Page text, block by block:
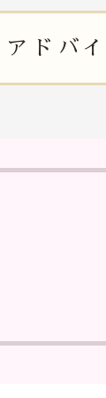
アドバ